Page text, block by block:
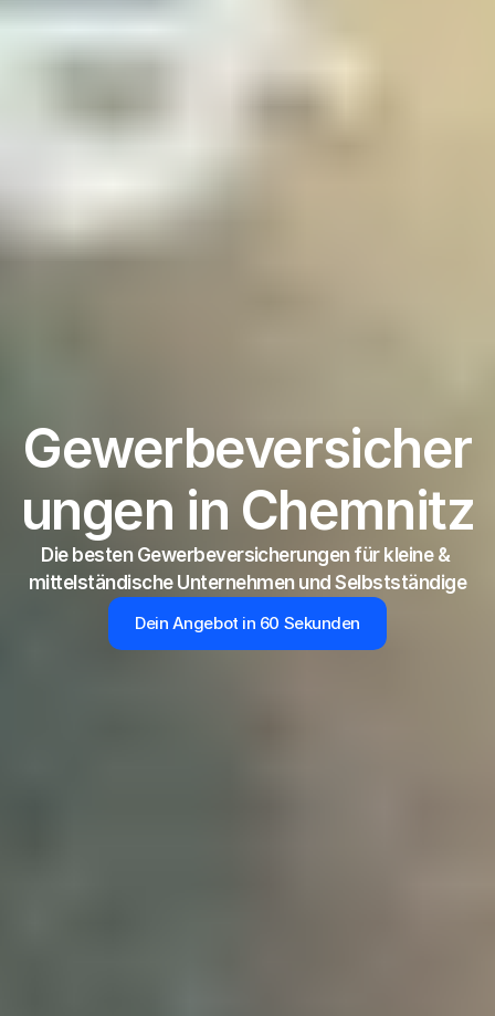
Gewerbeversicher
ungen in Chemnitz
Die besten Gewerbeversicherungen für kleine &
mittelständische Unternehmen und Selbstständige
Dein Angebot in 60 Sekunden